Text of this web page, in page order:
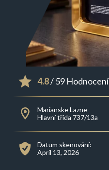
4.8/ 59 Hodnocení
Marianske Lazne
Hlavní třída 737/13a
Datum skenování:
April 13, 2026